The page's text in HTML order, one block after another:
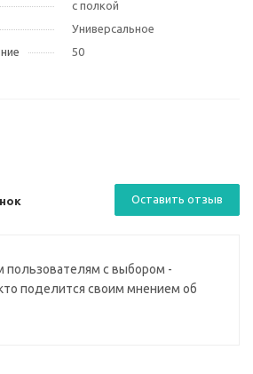
с полкой
Универсальное
50
Оставить отзыв
пользователям с выбором -
поделится своим мнением об